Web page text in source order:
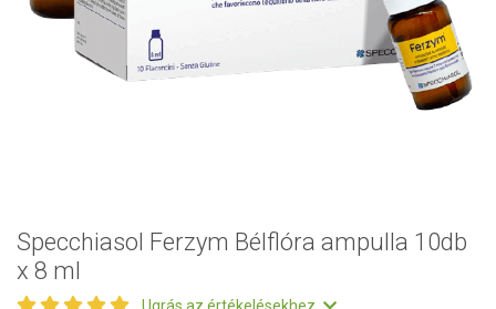
Specchiasol Ferzym Bélflóra ampulla 10db
x 8 ml